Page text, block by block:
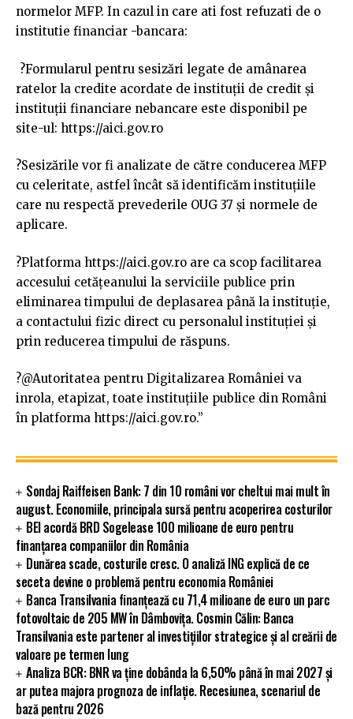
normelor MFP. In cazul in care ati fost refuzati de o
institutie financiar -bancara:
?Formularul pentru sesizări legate de amânarea
ratelor la credite acordate de instituții de credit și
instituții financiare nebancare este disponibil pe
site-ul: https://aici.gov.ro
?Sesizările vor fi analizate de către conducerea MFP
cu celeritate, astfel încât să identificăm instituțiile
care nu respectă prevederile OUG 37 și normele de
aplicare.
?Platforma https://aici.gov.ro are ca scop facilitarea
accesului cetățeanului la serviciile publice prin
eliminarea timpului de deplasarea până la instituție,
a contactului fizic direct cu personalul instituției și
prin reducerea timpului de răspuns.
?@Autoritatea pentru Digitalizarea României va
inrola, etapizat, toate instituțiile publice din Români
în platforma https://aici.gov.ro.”
Sondaj Raiffeisen Bank: 7 din 10 români vor cheltui mai mult în
august. Economiile, principala sursă pentru acoperirea costurilor
BEI acordă BRD Sogelease 100 milioane de euro pentru
finanțarea companiilor din România
Dunărea scade, costurile cresc. O analiză ING explică de ce
seceta devine o problemă pentru economia României
Banca Transilvania finanțează cu 71,4 milioane de euro un parc
fotovoltaic de 205 MW în Dâmbovița. Cosmin Călin: Banca
Transilvania este partener al investițiilor strategice și al creării de
valoare pe termen lung
Analiza BCR: BNR va ține dobânda la 6,50% până în mai 2027 și
ar putea majora prognoza de inflație. Recesiunea, scenariul de
bază pentru 2026